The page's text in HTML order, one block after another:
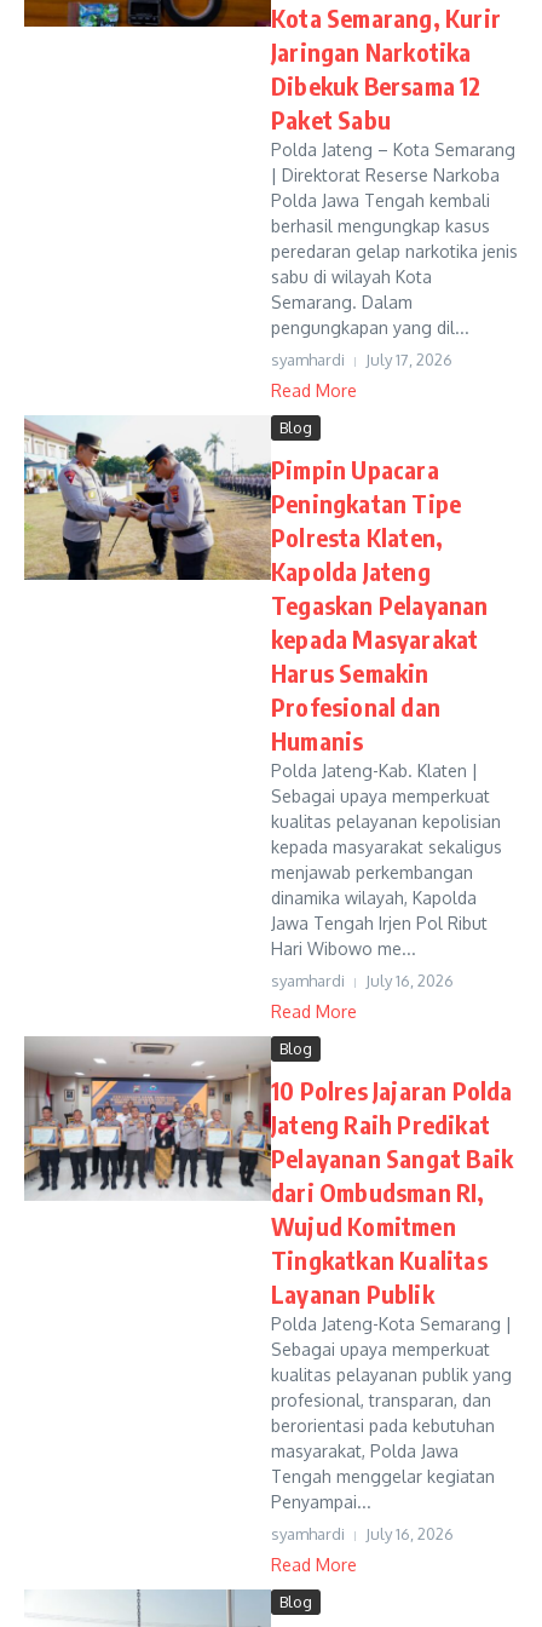
Kota Semarang, Kurir
Jaringan Narkotika
Dibekuk Bersama 12
Paket Sabu
Polda Jateng – Kota Semarang
| Direktorat Reserse Narkoba
Polda Jawa Tengah kembali
berhasil mengungkap kasus
peredaran gelap narkotika jenis
sabu di wilayah Kota
Semarang. Dalam
pengungkapan yang dil...
syamhardi July 17, 2026
Read More
Blog
Pimpin Upacara
Peningkatan Tipe
Polresta Klaten,
Kapolda Jateng
Tegaskan Pelayanan
kepada Masyarakat
Harus Semakin
Profesional dan
Humanis
Polda Jateng-Kab. Klaten |
Sebagai upaya memperkuat
kualitas pelayanan kepolisian
kepada masyarakat sekaligus
menjawab perkembangan
dinamika wilayah, Kapolda
Jawa Tengah Irjen Pol Ribut
Hari Wibowo me...
syamhardi July 16, 2026
Read More
Blog
10 Polres Jajaran Polda
Jateng Raih Predikat
Pelayanan Sangat Baik
dari Ombudsman RI,
Wujud Komitmen
Tingkatkan Kualitas
Layanan Publik
Polda Jateng-Kota Semarang |
Sebagai upaya memperkuat
kualitas pelayanan publik yang
profesional, transparan, dan
berorientasi pada kebutuhan
masyarakat, Polda Jawa
Tengah menggelar kegiatan
Penyampai...
syamhardi July 16, 2026
Read More
Blog